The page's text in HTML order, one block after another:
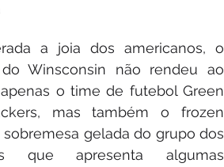
a joia dos americanos, o
Winsconsin não rendeu ao
o time de futebol Green
mas também o frozen
sobremesa gelada do grupo dos
que apresenta algumas